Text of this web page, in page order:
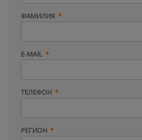
ФАМИЛИЯ
E-MAIL
ТЕЛЕФОН
РЕГИОН